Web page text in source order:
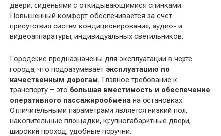
двери, сиденьями с откидывающимися спинками.
Повышенный комфорт обеспечивается за счет
присутствия систем кондиционирования, аудио- и
видеоаппаратуры, индивидуальных светильников.
Городские предназначены для эксплуатации в черте
города, что подразумевает эксплуатацию по
качественным дорогам. Главное требование к
транспорту – это большая вместимость и обеспечение
оперативного пассажирообмена на остановках.
Отличительными параметрами является низкий пол,
накопительные площадки, крупногабаритные двери,
широкий проход, удобные поручни.